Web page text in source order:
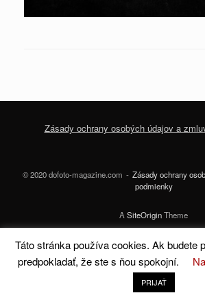
Zásady ochrany osobých údajov a
© 2020 dofoto-magazine.com
Zásady ochrany
podmienky
A SiteOriginTheme
Táto stránka používa cookies. Ak budete
predpokladať, že ste s ňou spokojní.
PRIJAŤ